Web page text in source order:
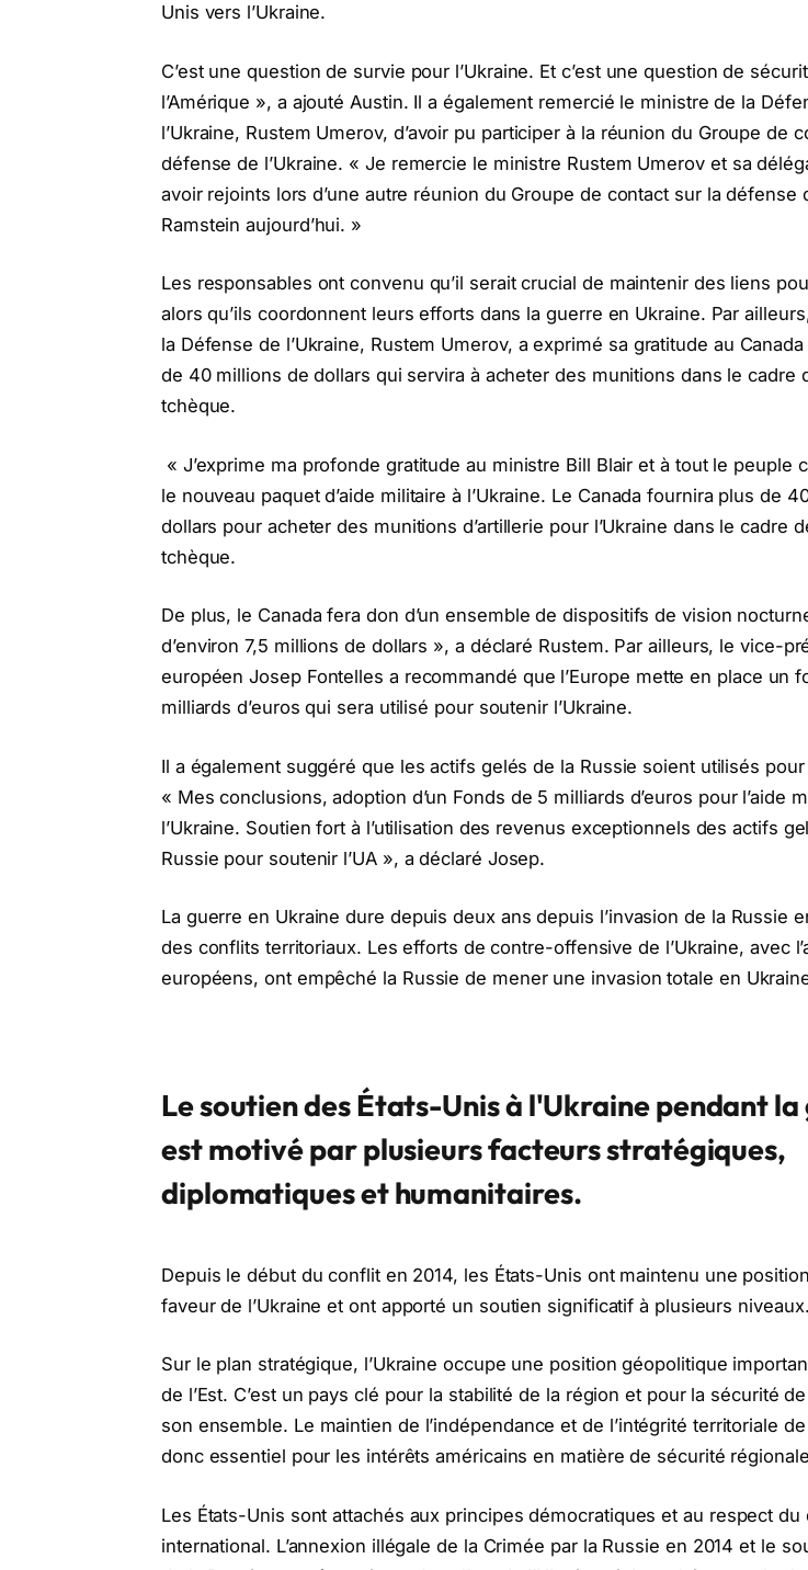
Unis vers l’Ukraine.
C’est une question de survie pour l’Ukraine. Et c’est une question de
l’Amérique », a ajouté Austin. Il a également remercié le ministre de la
l’Ukraine, Rustem Umerov, d’avoir pu participer à la réunion du Groupe de
défense de l’Ukraine. « Je remercie le ministre Rustem Umerov et sa
avoir rejoints lors d’une autre réunion du Groupe de contact sur la défense
Ramstein aujourd’hui. »
Les responsables ont convenu qu’il serait crucial de maintenir des liens
alors qu’ils coordonnent leurs efforts dans la guerre en Ukraine. Par
la Défense de l’Ukraine, Rustem Umerov, a exprimé sa gratitude au
de 40 millions de dollars qui servira à acheter des munitions dans le cadre
tchèque.
« J’exprime ma profonde gratitude au ministre Bill Blair et à tout le peuple
le nouveau paquet d’aide militaire à l’Ukraine. Le Canada fournira plus de
dollars pour acheter des munitions d’artillerie pour l’Ukraine dans le cadre
tchèque.
De plus, le Canada fera don d’un ensemble de dispositifs de vision
d’environ 7,5 millions de dollars », a déclaré Rustem. Par ailleurs, le vice-
européen Josep Fontelles a recommandé que l’Europe mette en place un
milliards d’euros qui sera utilisé pour soutenir l’Ukraine.
Il a également suggéré que les actifs gelés de la Russie soient utilisés pour
« Mes conclusions, adoption d’un Fonds de 5 milliards d’euros pour l’aide
l’Ukraine. Soutien fort à l’utilisation des revenus exceptionnels des actifs
Russie pour soutenir l’UA », a déclaré Josep.
La guerre en Ukraine dure depuis deux ans depuis l’invasion de la Russie
des conflits territoriaux. Les efforts de contre-offensive de l’Ukraine, avec
européens, ont empêché la Russie de mener une invasion totale en
Le soutien des États-Unis à l'Ukraine pendant
est motivé par plusieurs facteurs stratégiques,
diplomatiques et humanitaires.
Depuis le début du conflit en 2014, les États-Unis ont maintenu une
faveur de l’Ukraine et ont apporté un soutien significatif à plusieurs niveaux.
Sur le plan stratégique, l’Ukraine occupe une position géopolitique
de l’Est. C’est un pays clé pour la stabilité de la région et pour la sécurité de
son ensemble. Le maintien de l’indépendance et de l’intégrité territoriale de
donc essentiel pour les intérêts américains en matière de sécurité
Les États-Unis sont attachés aux principes démocratiques et au respect du
international. L’annexion illégale de la Crimée par la Russie en 2014 et le